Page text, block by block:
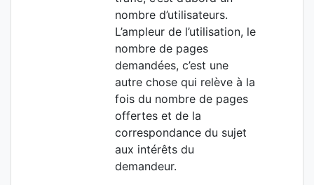
nombre d’utilisateurs.
L’ampleur de l’utilisation, le
nombre de pages
demandées, c’est une
autre chose qui relève à la
fois du nombre de pages
offertes et de la
correspondance du sujet
aux intérêts du
demandeur.